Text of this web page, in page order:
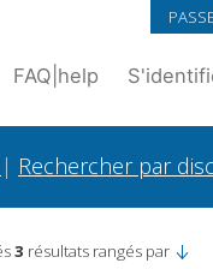
FAQ help
| Rechercher par
3 résultats rangés par